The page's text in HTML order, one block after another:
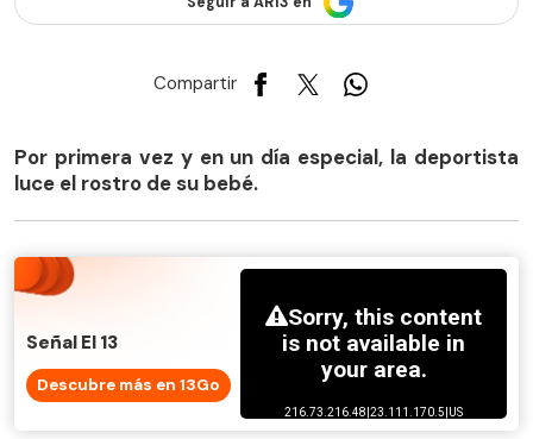
Compartir
Por primera vez y en un día especial, la deportista
luce el rostro de su bebé.
Señal El 13
Descubre más en 13Go